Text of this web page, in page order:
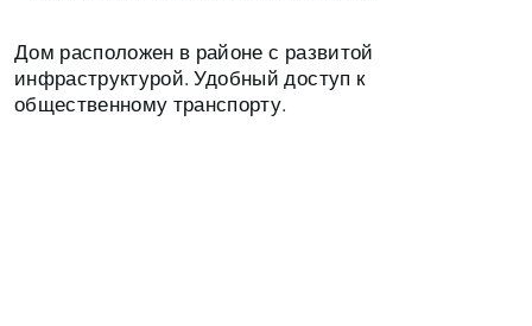
Дом расположен в районе с развитой
инфраструктурой. Удобный доступ к
общественному транспорту.